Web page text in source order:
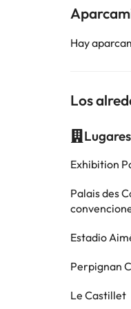
Hay
Los
Exhibition
Palais des
Estadio
Perpignan
Le Castillet